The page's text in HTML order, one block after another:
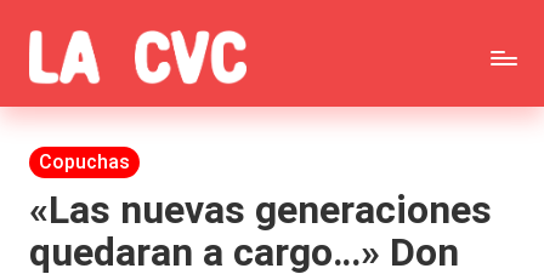
Saltar
al
contenido
C
o
p
u
Todas
las
noticias
de
Publicada
Copuchas
«Las nuevas generaciones
quedaran a cargo…» Don